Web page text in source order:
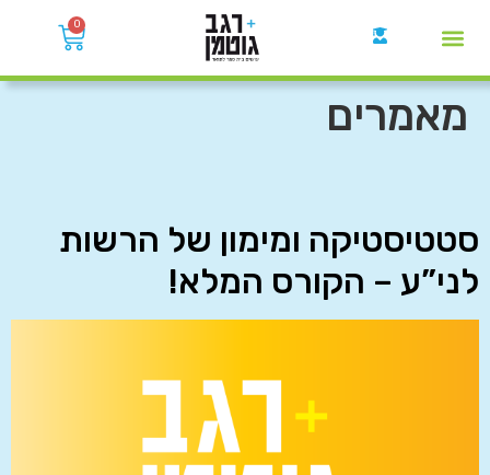
0
מאמרים
סטטיסטיקה ומימון של הרשות
לני”ע – הקורס המלא!